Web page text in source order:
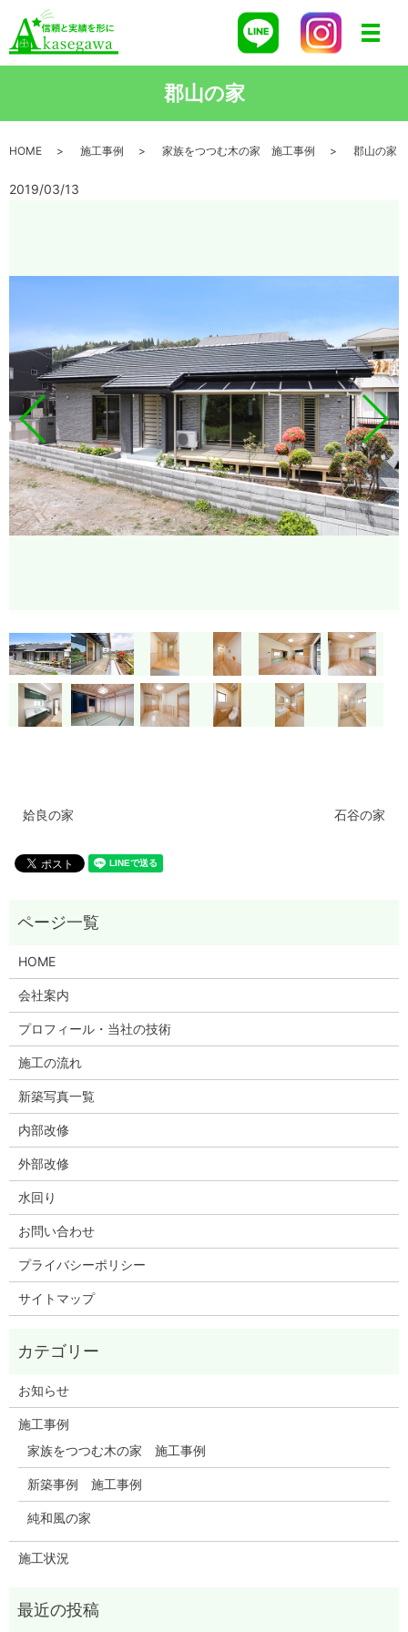
メニ
郡山の家
HOME 施工事例 家族をつつむ木の家 施工事例 郡山の家
2019/03/13
姶良の家 石谷の家
HOME
会社案内
プロフィール・当社の技術
施工の流れ
新築写真一覧
内部改修
外部改修
水回り
お問い合わせ
プライバシーポリシー
サイトマップ
お知らせ
施工事例
家族をつつむ木の家 施工事例
新築事例 施工事例
純和風の家
施工状況